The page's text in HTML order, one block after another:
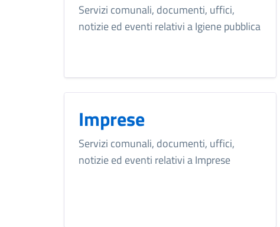
Servizi comunali, documenti, uffici,
notizie ed eventi relativi a Igiene pubblica
Imprese
Servizi comunali, documenti, uffici,
notizie ed eventi relativi a Imprese